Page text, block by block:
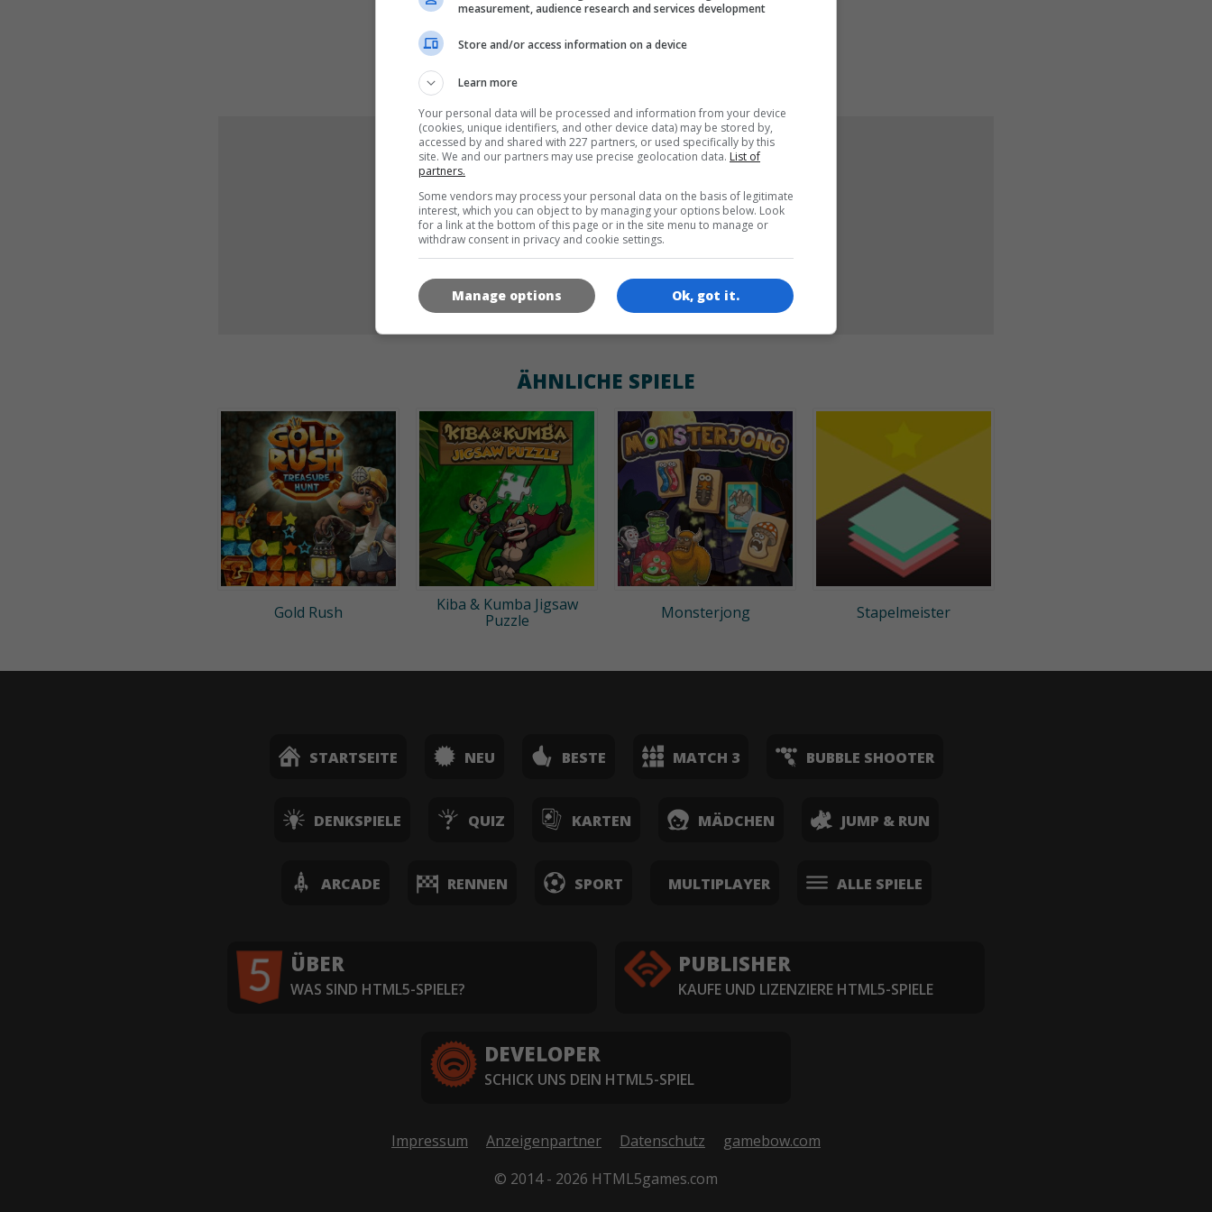
SPIEL-ICONS
180x180 120x120
ÄHNLICHE SPIELE
Gold Rush
Kiba & Kumba Jigsaw
Puzzle
Monsterjong Stapelmeister
STARTSEITE NEU BESTE MATCH 3 BUBBLE SHOOTER
DENKSPIELE QUIZ KARTEN MÄDCHEN JUMP & RUN
ARCADE RENNEN SPORT MULTIPLAYER ALLE SPIELE
ÜBER
WAS SIND HTML5-SPIELE?
PUBLISHER
KAUFE UND LIZENZIERE HTML5-SPIELE
DEVELOPER
SCHICK UNS DEIN HTML5-SPIEL
Impressum Anzeigenpartner Datenschutz
gamebow.com
© 2014 - 2026 HTML5games.com
measurement, audience research and services development
Store and/or access information on a device
Learn more
Your personal data will be processed and information from your device
(cookies, unique identifiers, and other device data) may be stored by,
accessed by and shared with 227 partners, or used specifically by this
site. We and our partners may use precise geolocation data. List of
partners.
Some vendors may process your personal data on the basis of legitimate
interest, which you can object to by managing your options below. Look
for a link at the bottom of this page or in the site menu to manage or
withdraw consent in privacy and cookie settings.
Ok, got it.
Manage options